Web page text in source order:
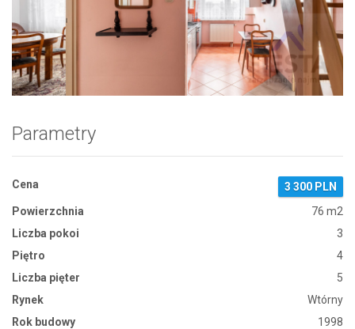
Zdjęcie 1
Parametry
Cena
3 300 PLN
Powierzchnia
76 m2
Liczba pokoi
3
Piętro
4
Liczba pięter
5
Rynek
Wtórny
Rok budowy
1998